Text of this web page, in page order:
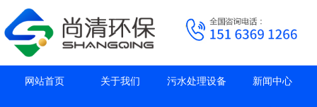
网站首页 关于我们 污水处理设备 新闻中心